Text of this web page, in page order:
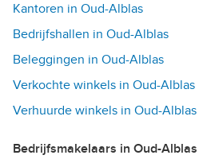
Kantoren in Oud-Alblas
Bedrijfshallen in Oud-Alblas
Beleggingen in Oud-Alblas
Verkochte winkels in Oud-Alblas
Verhuurde winkels in Oud-Alblas
Bedrijfsmakelaars in Oud-Alblas